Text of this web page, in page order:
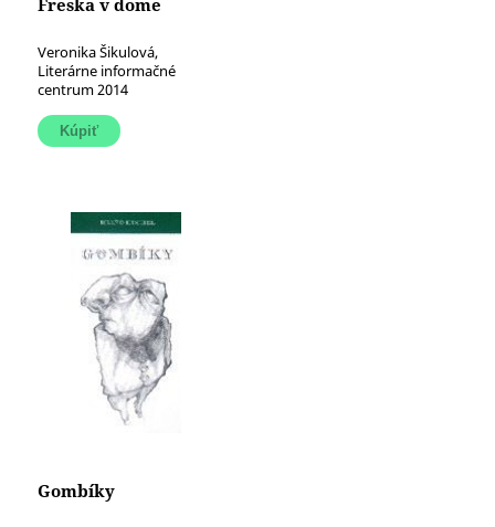
Freska v dome
Veronika Šikulová,
Literárne informačné
centrum 2014
Gombíky